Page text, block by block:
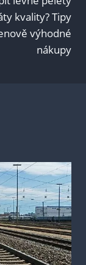
kvality? Tipy
výhodné
nákupy